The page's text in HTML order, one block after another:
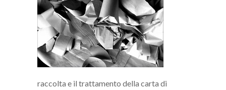
raccolta e il trattamento della carta di